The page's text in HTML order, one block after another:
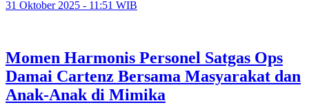
31 Oktober 2025 - 11:51 WIB
Momen Harmonis Personel Satgas Ops
Damai Cartenz Bersama Masyarakat dan
Anak-Anak di Mimika